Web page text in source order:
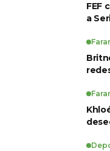
FEF
a
para